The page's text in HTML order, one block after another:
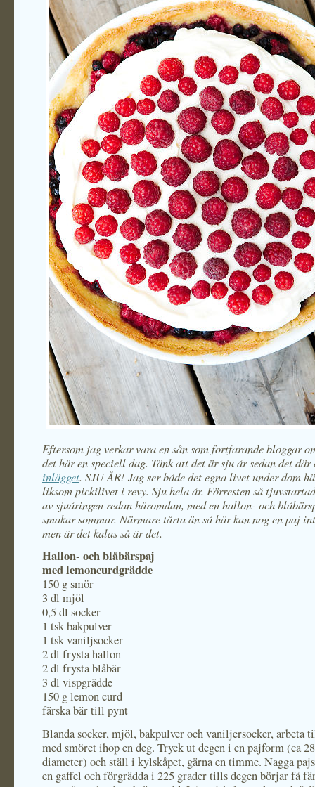
Eftersom jag verkar vara en sån som fortfarande bloggar
det här en speciell dag. Tänk att det är sju år sedan det
inlägget. SJU ÅR! Jag ser både det egna livet under dom
liksom pickilivet i revy. Sju hela år. Förresten så
av sjuåringen redan häromdan, med en hallon- och
smakar sommar. Närmare tårta än så här kan nog en paj
men är det kalas så är det.
Hallon- och blåbärspaj
med lemoncurdgrädde
150 g smör
3 dl mjöl
0,5 dl socker
1 tsk bakpulver
1 tsk vaniljsocker
2 dl frysta hallon
2 dl frysta blåbär
3 dl vispgrädde
150 g lemon curd
färska bär till pynt
Blanda socker, mjöl, bakpulver och vaniljersocker, arbeta
med smöret ihop en deg. Tryck ut degen i en pajform (ca
diameter) och ställ i kylskåpet, gärna en timme. Nagga
en gaffel och förgrädda i 225 grader tills degen börjar få